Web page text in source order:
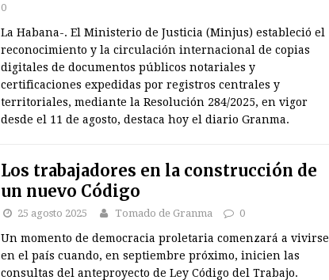
0
La Habana-. El Ministerio de Justicia (Minjus) estableció el
reconocimiento y la circulación internacional de copias
digitales de documentos públicos notariales y
certificaciones expedidas por registros centrales y
territoriales, mediante la Resolución 284/2025, en vigor
desde el 11 de agosto, destaca hoy el diario Granma.
Los trabajadores en la construcción de
un nuevo Código
25 agosto 2025 Tomado de Granma 0
Un momento de democracia proletaria comenzará a vivirse
en el país cuando, en septiembre próximo, inicien las
consultas del anteproyecto de Ley Código del Trabajo.